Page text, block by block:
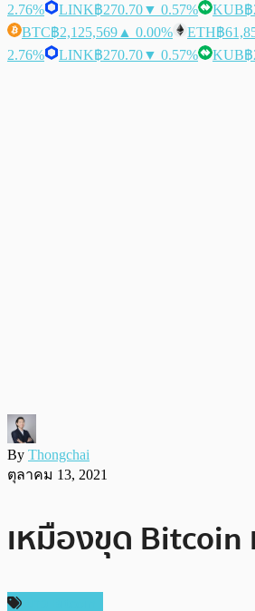
2.76%
LINK฿270.70▼ 0.57% KUB฿
BTC฿2,125,569 ▲ 0.00% ETH฿
2.76%
LINK฿270.70▼ 0.57% KUB฿
By Thongchai
ตุลาคม 13, 2021
เหมืองขุด